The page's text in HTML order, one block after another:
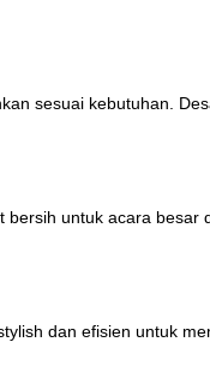
sesuai kebutuhan.
untuk acara besar
dan efisien untuk